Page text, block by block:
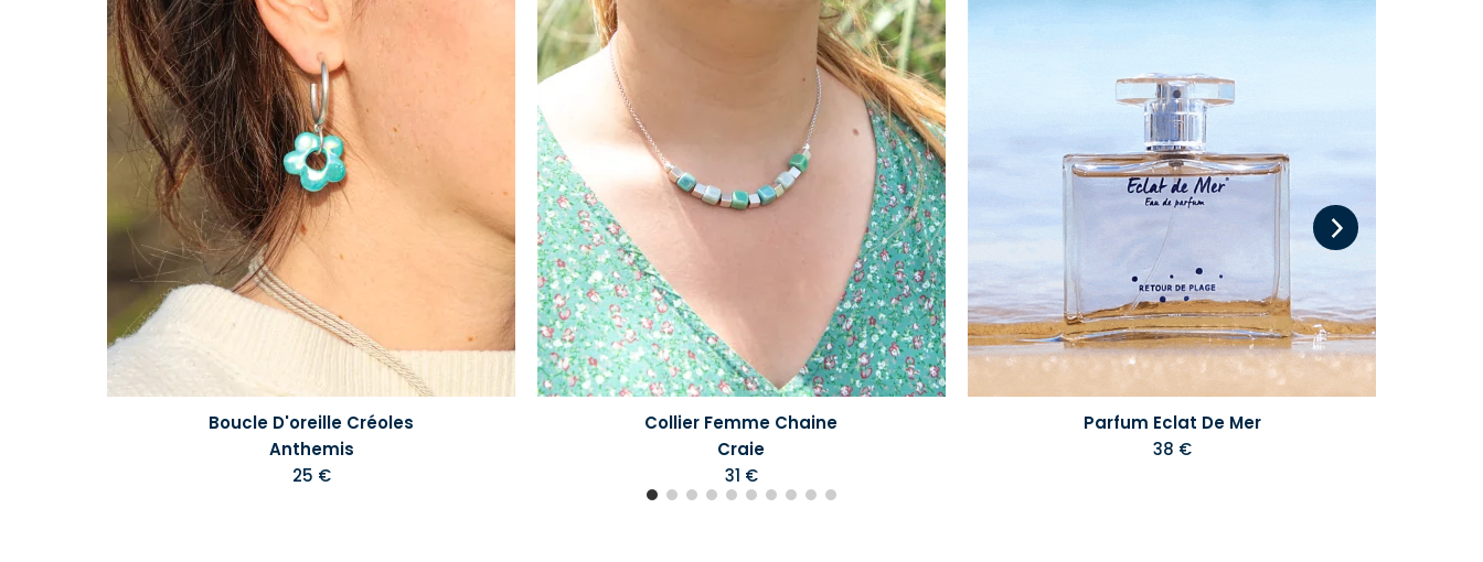
Boucle D'oreille Créoles
Anthemis
25 €
Collier Femme Chaine
Craie
31 €
Parfum Eclat De Mer
38 €